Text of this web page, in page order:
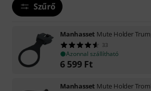
Szűrő
Manhasset Mute Holder
33
Azonnal szállítható
6 599 Ft
Manhasset Mute Holder